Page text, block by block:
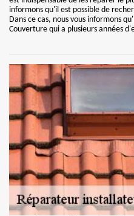
informons qu'il est possible de
Dans ce cas, nous vous informons
Couverture qui a plusieurs années